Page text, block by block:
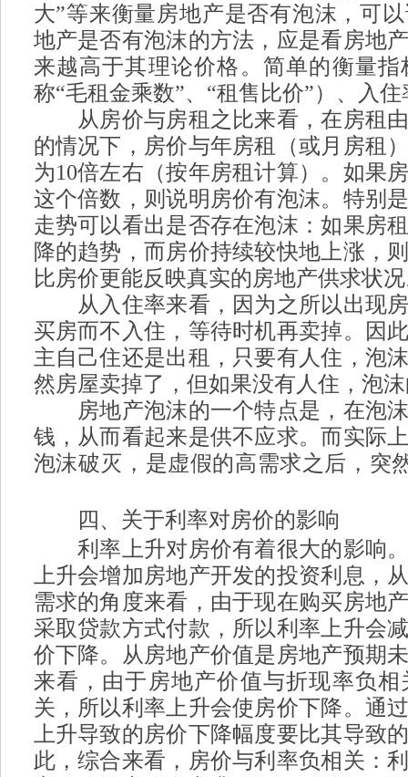
大”等来衡量房地产是否有泡沫，可
地产是否有泡沫的方法，应是看房地
来越高于其理论价格。简单的衡量
称“毛租金乘数”、“租售比价”）、入住
从房价与房租之比来看，在房租由
的情况下，房价与年房租（或月房租
为10倍左右（按年房租计算）。如果
这个倍数，则说明房价有泡沫。特别
走势可以看出是否存在泡沫：如果房
降的趋势，而房价持续较快地上涨，
比房价更能反映真实的房地产供求状
从入住率来看，因为之所以出现房
买房而不入住，等待时机再卖掉。因
主自己住还是出租，只要有人住，泡
然房屋卖掉了，但如果没有人住，泡
房地产泡沫的一个特点是，在泡沫
钱，从而看起来是供不应求。而实际
泡沫破灭，是虚假的高需求之后，突
四、关于利率对房价的影响
利率上升对房价有着很大的影响。
上升会增加房地产开发的投资利息，
需求的角度来看，由于现在购买房地
采取贷款方式付款，所以利率上升会
价下降。从房地产价值是房地产预期
来看，由于房地产价值与折现率负
关，所以利率上升会使房价下降。通
上升导致的房价下降幅度要比其导致
此，综合来看，房价与利率负相关：